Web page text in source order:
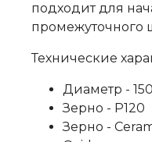
подходит для
промежуточного
Технические
Диаметр -
Зерно - P120
Зерно -